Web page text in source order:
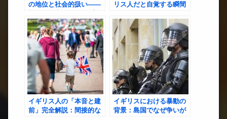
の地位と社会的扱い――
リス人だと自覚する瞬間
イギリス人の「本音と建
前」完全解説：間接的な
イギリスにおける暴動の
背景：島国でなぜ争いが